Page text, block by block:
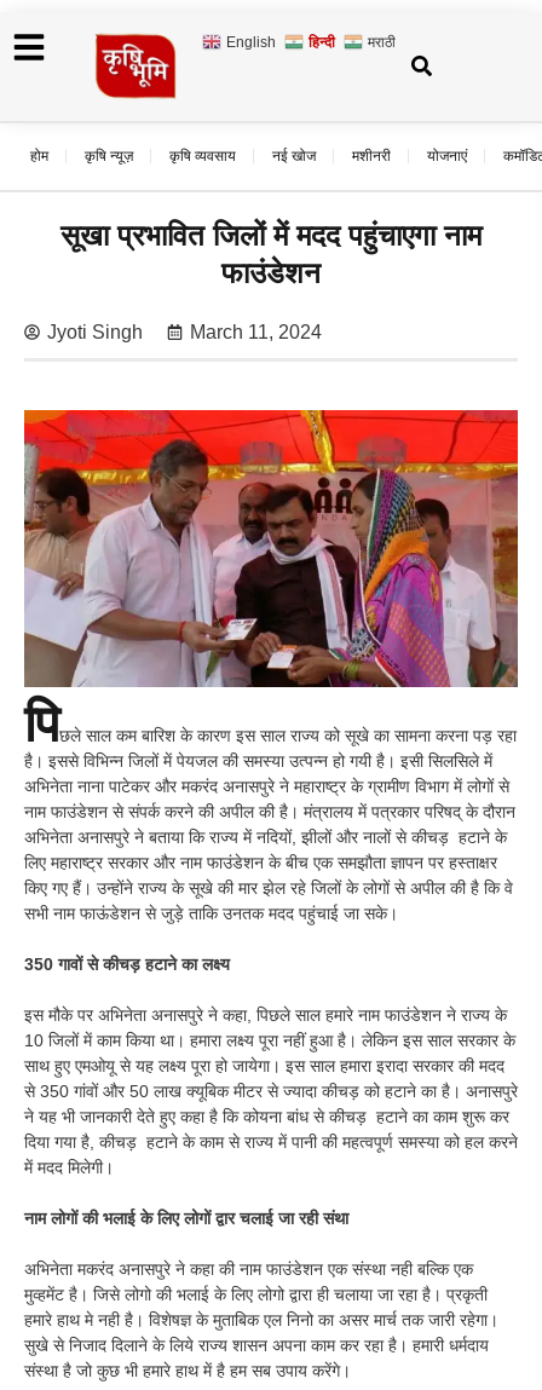
English हिन्दी मराठी
होम कृषि न्यूज़ कृषि व्यवसाय नई खोज मशीनरी योजनाएं
सूखा प्रभावित जिलों में मदद पहुंचाएगा नाम
फाउंडेशन
Jyoti Singh March 11, 2024
पिछले साल कम बारिश के कारण इस साल राज्य को सूखे का सामना करना पड़ रहा
है। इससे विभिन्न जिलों में पेयजल की समस्या उत्पन्न हो गयी है। इसी सिलसिले में
अभिनेता नाना पाटेकर और मकरंद अनासपुरे ने महाराष्ट्र के ग्रामीण विभाग में लोगों से
नाम फाउंडेशन से संपर्क करने की अपील की है। मंत्रालय में पत्रकार परिषद् के दौरान
अभिनेता अनासपुरे ने बताया कि राज्य में नदियों, झीलों और नालों से कीचड़ हटाने के
लिए महाराष्ट्र सरकार और नाम फाउंडेशन के बीच एक समझौता ज्ञापन पर हस्ताक्षर
किए गए हैं। उन्होंने राज्य के सूखे की मार झेल रहे जिलों के लोगों से अपील की है कि वे
सभी नाम फाऊंडेशन से जुड़े ताकि उनतक मदद पहुंचाई जा सके।
350 गावों से कीचड़ हटाने का लक्ष्य
इस मौके पर अभिनेता अनासपुरे ने कहा, पिछले साल हमारे नाम फाउंडेशन ने राज्य के
10 जिलों में काम किया था। हमारा लक्ष्य पूरा नहीं हुआ है। लेकिन इस साल सरकार के
साथ हुए एमओयू से यह लक्ष्य पूरा हो जायेगा। इस साल हमारा इरादा सरकार की मदद
से 350 गांवों और 50 लाख क्यूबिक मीटर से ज्यादा कीचड़ को हटाने का है। अनासपुरे
ने यह भी जानकारी देते हुए कहा है कि कोयना बांध से कीचड़ हटाने का काम शुरू कर
दिया गया है, कीचड़ हटाने के काम से राज्य में पानी की महत्वपूर्ण समस्या को हल करने
में मदद मिलेगी।
नाम लोगों की भलाई के लिए लोगों द्वार चलाई जा रही संथा
अभिनेता मकरंद अनासपुरे ने कहा की नाम फाउंडेशन एक संस्था नही बल्कि एक
मुव्हमेंट है। जिसे लोगो की भलाई के लिए लोगो द्वारा ही चलाया जा रहा है। प्रकृती
हमारे हाथ मे नही है। विशेषज्ञ के मुताबिक एल निनो का असर मार्च तक जारी रहेगा।
सुखे से निजाद दिलाने के लिये राज्य शासन अपना काम कर रहा है। हमारी धर्मदाय
संस्था है जो कुछ भी हमारे हाथ में है हम सब उपाय करेंगे।